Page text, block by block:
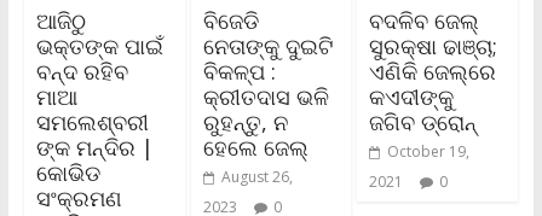
ଆଜିଠୁ
ଭକ୍ତଙ୍କ ପାଇଁ
ବନ୍ଦ ରହିବ
ମାଆ
ସମଲେଶ୍ବରୀ
ଙ୍କ ମନ୍ଦିର |
କୋଭିଡ
ସଂକ୍ରମଣ
ବିଜେଡି
ନେତାଙ୍କୁ ଦୁଇଟି
ବିକଳ୍ପ :
କ୍ରୀତଦାସ ଭଳି
ରୁହନ୍ତୁ, ନ
ହେଲେ ଜେଲ୍
August 26,
2023
0
ବଦଳିବ ଜେଲ୍
ସୁରକ୍ଷା ଢାଞ୍ଚା;
ଏଣିକି ଜେଲ୍‌ରେ
କଏଦୀଙ୍କୁ
ଜଗିବ ଡ୍ରୋନ୍
October 19,
2021
0